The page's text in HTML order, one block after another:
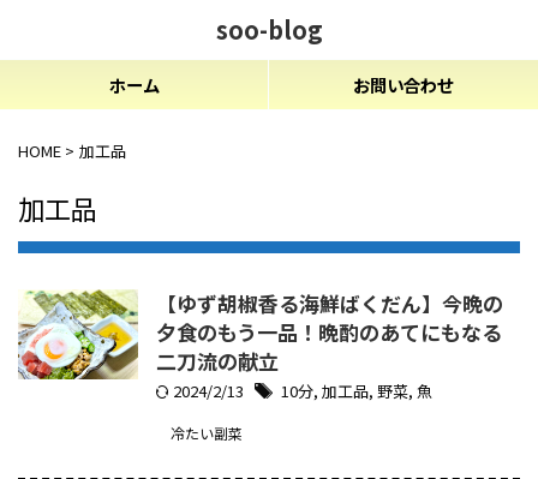
soo-blog
ホーム お問い合わせ
HOME > 加工品
加工品
【ゆず胡椒香る海鮮ばくだん】今晩の
夕食のもう一品！晩酌のあてにもなる
二刀流の献立
2024/2/13 10分, 加工品, 野菜, 魚
冷たい副菜